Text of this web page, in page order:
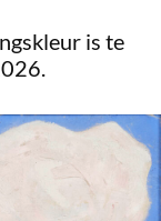
is te